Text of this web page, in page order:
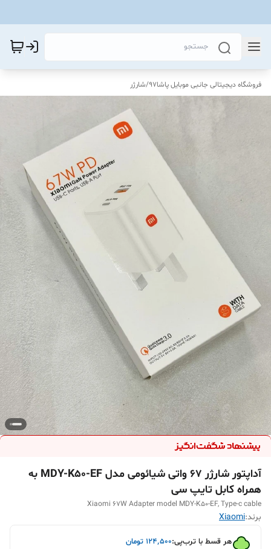
فروشگاه دیجیتالی جانبی موبایل پاشا97 /شارژر
آداپتور شارژر ۶۷ واتی شیائومی مدل MDY-K50-EF به
همراه کابل تایپ سی
Xiaomi 67W Adapter model MDY-K50-EF, Type-c cable
برند:Xiaomi
هر قسط با ترب‌پی:۱۲۴٬۵۰۰ تومان